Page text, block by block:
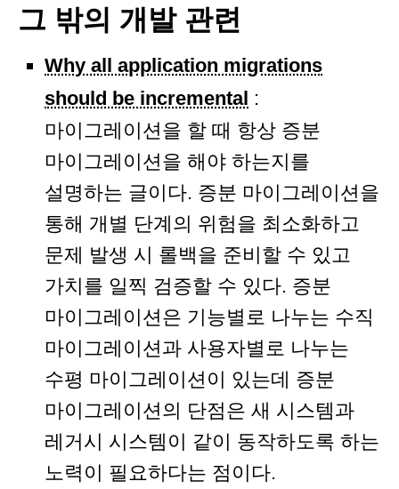
그 밖의 개발 관련
Why all application migrations
should be incremental :
마이그레이션을 할 때 항상 증분
마이그레이션을 해야 하는지를
설명하는 글이다. 증분 마이그레이션을
통해 개별 단계의 위험을 최소화하고
문제 발생 시 롤백을 준비할 수 있고
가치를 일찍 검증할 수 있다. 증분
마이그레이션은 기능별로 나누는 수직
마이그레이션과 사용자별로 나누는
수평 마이그레이션이 있는데 증분
마이그레이션의 단점은 새 시스템과
레거시 시스템이 같이 동작하도록 하는
노력이 필요하다는 점이다.